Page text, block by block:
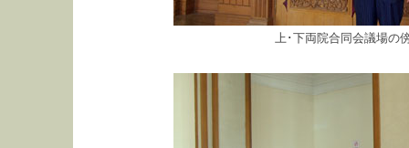
上･下両院合同会議場の